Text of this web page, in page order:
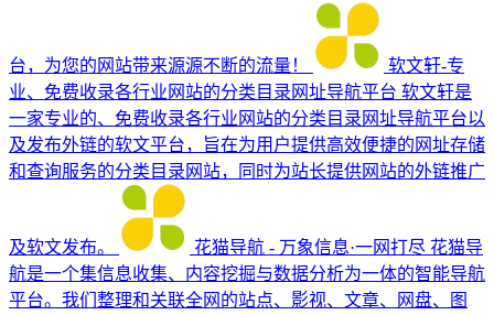
台，为您的网站带来源源不断的流量！
软文轩-专
业、免费收录各行业网站的分类目录网址导航平台 软文轩是
一家专业的、免费收录各行业网站的分类目录网址导航平台以
及发布外链的软文平台，旨在为用户提供高效便捷的网址存储
和查询服务的分类目录网站，同时为站长提供网站的外链推广
及软文发布。 花猫导航 - 万象信息·一网打尽 花猫导
航是一个集信息收集、内容挖掘与数据分析为一体的智能导航
平台。我们整理和关联全网的站点、影视、文章、网盘、图